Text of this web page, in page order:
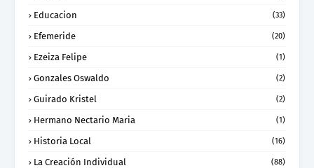
Educacion (33)
Efemeride (20)
Ezeiza Felipe (1)
Gonzales Oswaldo (2)
Guirado Kristel (2)
Hermano Nectario Maria (1)
Historia Local (16)
La Creación Individual (88)